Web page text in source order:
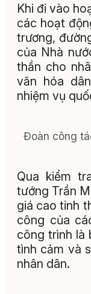
Khi đi vào
các hoạt
trương,
của Nhà
thần cho
văn hóa
nhiệm vụ
Đoàn công
Qua kiểm
tướng Trần
giá cao tinh
công của
công trình là
tình cảm và
nhân dân.